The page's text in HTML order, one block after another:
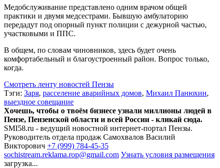
Медобслуживание представлено одним врачом общей
практики и двумя медсестрами. Бывшую амбулаторию
передадут под опорный пункт полиции с дежурной частью,
участковыми и ППС.
В общем, по словам чиновников, здесь будет очень
комфортабельный и благоустроенный район. Вопрос только,
когда.
Смотреть ленту новостей Пензы
Тэги: Заря, расселение аварийных домов, Михаил Панюхин,
выездное совещание
Хочешь, чтобы о твоём бизнесе узнали миллионы людей в
Пензе, Пензенской области и всей России - кликай сюда.
SMI58.ru - ведущий новостной интернет-портал Пензы.
Руководитель отдела продаж Самохвалов Василий
Викторович +7 (999) 784-45-35
sochistream.reklama.rop@gmail.com Узнать условия размещения
загрузка...